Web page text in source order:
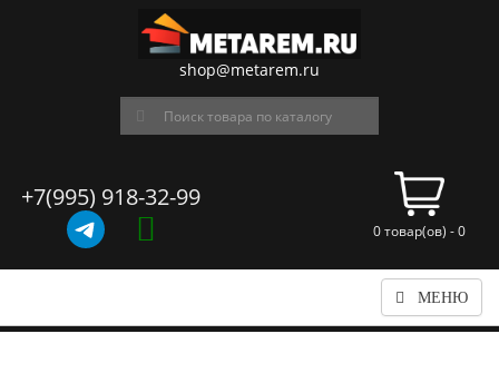
shop@metarem.ru
+7(995) 918-32-99
0 товар(ов) - 0
МЕНЮ